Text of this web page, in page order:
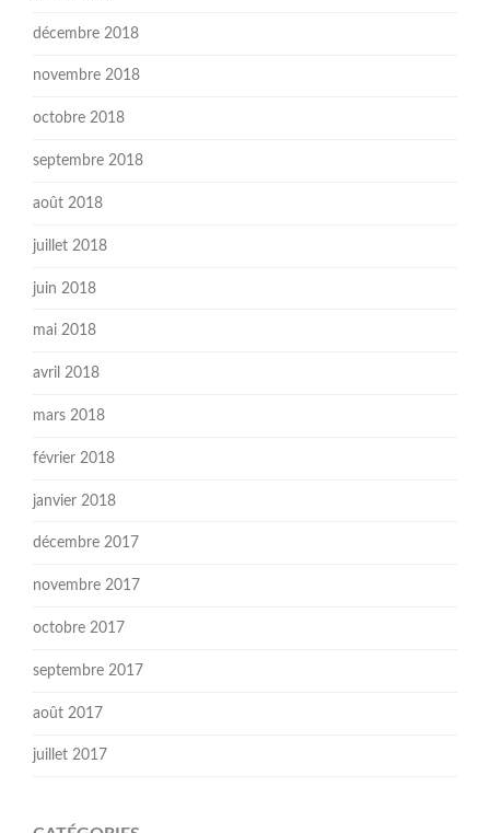
décembre 2018
novembre 2018
octobre 2018
septembre 2018
août 2018
juillet 2018
juin 2018
mai 2018
avril 2018
mars 2018
février 2018
janvier 2018
décembre 2017
novembre 2017
octobre 2017
septembre 2017
août 2017
juillet 2017